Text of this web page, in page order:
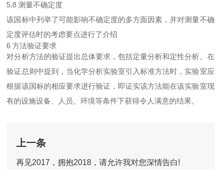
5.8 测量不确定度
该国标中列举了可能影响不确定度的多方面因素，并对测量不确
定度评估时的考虑要点进行了介绍
6 方法验证要求
对分析方法的验证提出总体要求，包括定量分析和定性分析。在
验证总则中提到，当化学分析实验室引入标准方法时，实验室应
根据该国标的相应要求进行验证，即证实该方法能在该实验室现
有的设施设备、人员、环境等条件下获得令人满意的结果。
上一条
再见2017，拥抱2018，请允许我对您深情告白!